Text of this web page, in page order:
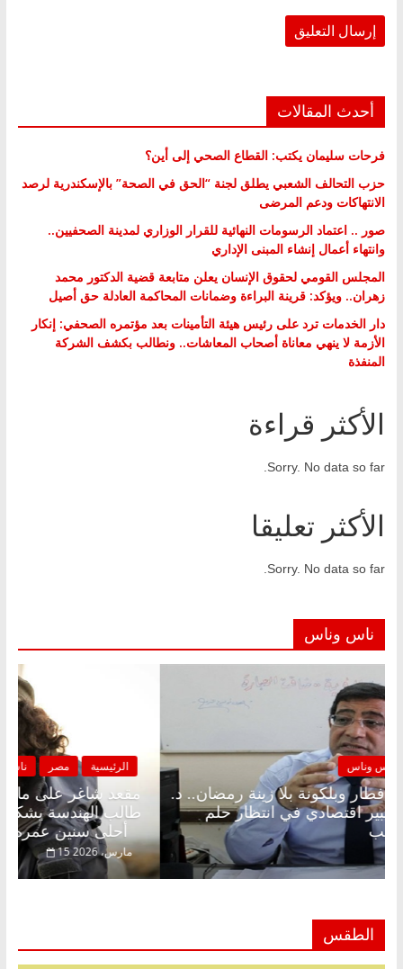
أحدث المقالات
فرحات سليمان يكتب: القطاع الصحي إلى أين؟
حزب التحالف الشعبي يطلق لجنة “الحق في الصحة” بالإسكندرية لرصد
الانتهاكات ودعم المرضى
صور .. اعتماد الرسومات النهائية للقرار الوزاري لمدينة الصحفيين..
وانتهاء أعمال إنشاء المبنى الإداري
المجلس القومي لحقوق الإنسان يعلن متابعة قضية الدكتور محمد
زهران.. ويؤكد: قرينة البراءة وضمانات المحاكمة العادلة حق أصيل
دار الخدمات ترد على رئيس هيئة التأمينات بعد مؤتمره الصحفي: إنكار
الأزمة لا ينهي معاناة أصحاب المعاشات.. ونطالب بكشف الشركة
المنفذة
الأكثر قراءة
Sorry. No data so far.
الأكثر تعليقا
Sorry. No data so far.
ناس وناس
الرئيسية مصر ناس وناس
مقعد شاغر على الإفطار وبلكونة بلا زينة رمضان.. د.
عبدالخالق فاروق خبير اقتصادي في انتظار حلم
الحرية ولمة الحبايب
22 فبراير، 2026
الطقس